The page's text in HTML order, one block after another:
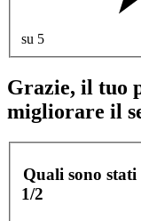
su 5
Grazie, il tuo
migliorare il
Quali sono
1/2